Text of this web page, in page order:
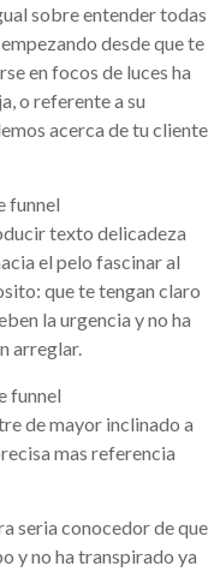
sobre entender todas
desde que te
en focos de luces ha
o referente a su
acerca de tu cliente
funnel
texto delicadeza
el pelo fascinar al
que te tengan claro
la urgencia y no ha
arreglar.
funnel
de mayor inclinado a
mas referencia
seri­a conocedor de que
y no ha transpirado ya